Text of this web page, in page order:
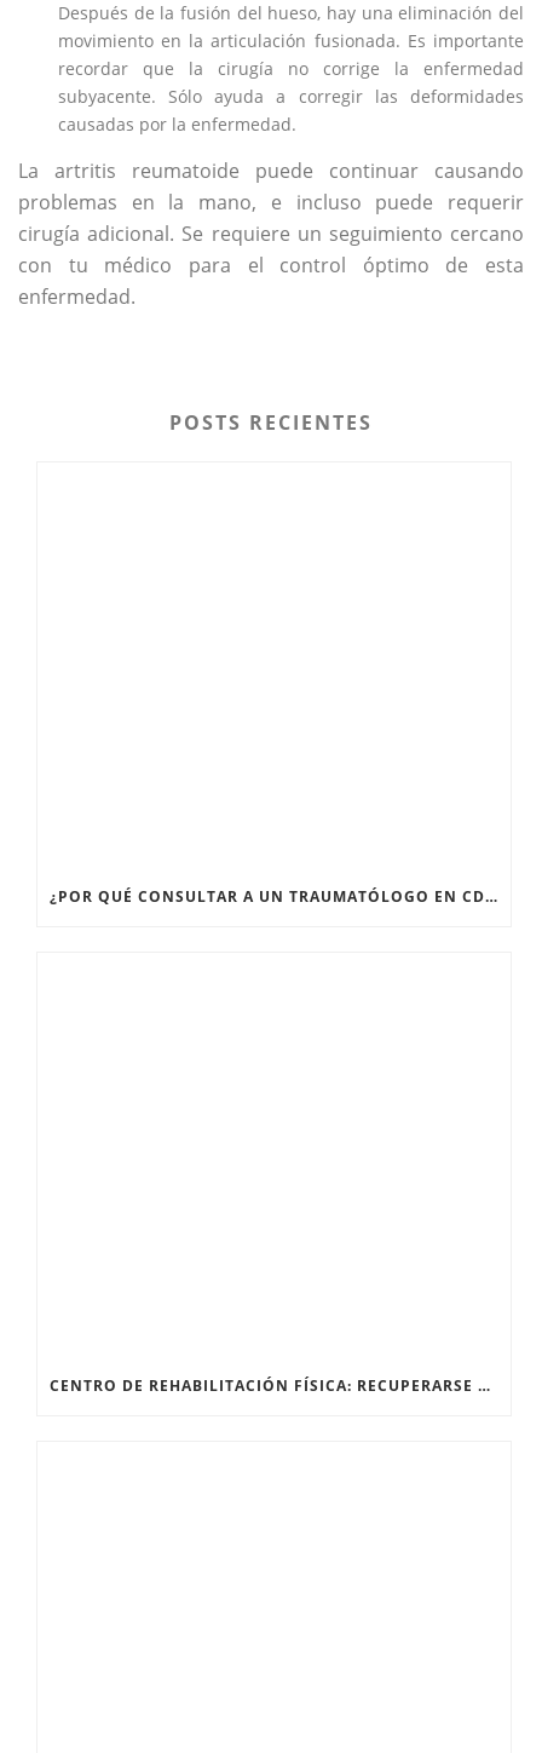
Después de la fusión del hueso, hay una eliminación del
movimiento en la articulación fusionada. Es importante
recordar que la cirugía no corrige la enfermedad
subyacente. Sólo ayuda a corregir las deformidades
causadas por la enfermedad.
La artritis reumatoide puede continuar causando
problemas en la mano, e incluso puede requerir
cirugía adicional. Se requiere un seguimiento cercano
con tu médico para el control óptimo de esta
enfermedad.
POSTS RECIENTES
¿POR QUÉ CONSULTAR A UN TRAUMATÓLOGO EN CDMX CUANDO TENGO DOLOR ARTICULAR PERSISTENTE?
CENTRO DE REHABILITACIÓN FÍSICA: RECUPERARSE DESPUÉS DE UNA FRACTURA